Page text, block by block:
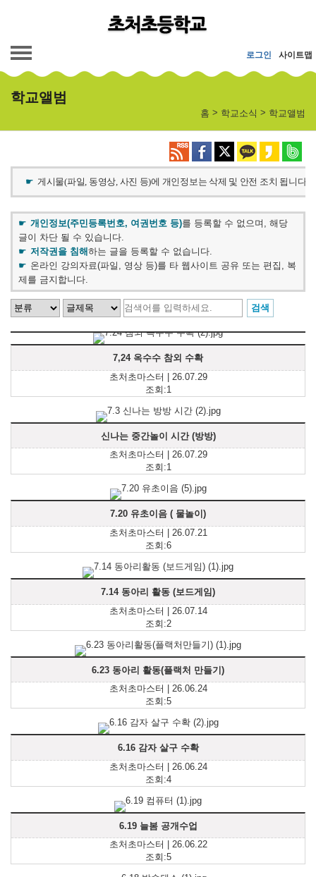
로그인 사이트맵
학교앨범
홈 > 학교소식 > 학교앨범
게시물(파일, 동영상, 사진 등)에 개인정보는 삭제 및 안전 조치 됩니다.
개인정보(주민등록번호, 여권번호 등)를 등록할 수 없으며, 해당
글이 차단 될 수 있습니다.
저작권을 침해하는 글을 등록할 수 없습니다.
온라인 강의자료(파일, 영상 등)를 타 웹사이트 공유 또는 편집, 복
제를 금지합니다.
7,24 옥수수 참외 수확
초처초마스터 | 26.07.29
조회:1
신나는 중간놀이 시간 (방방)
초처초마스터 | 26.07.29
조회:1
7.20 유초이음 ( 물놀이)
초처초마스터 | 26.07.21
조회:6
7.14 동아리 활동 (보드게임)
초처초마스터 | 26.07.14
조회:2
6.23 동아리 활동(플랙처 만들기)
초처초마스터 | 26.06.24
조회:5
6.16 감자 살구 수확
초처초마스터 | 26.06.24
조회:4
6.19 늘봄 공개수업
초처초마스터 | 26.06.22
조회:5